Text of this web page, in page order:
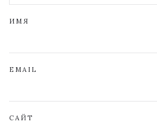
ИМЯ
EMAIL
САЙТ